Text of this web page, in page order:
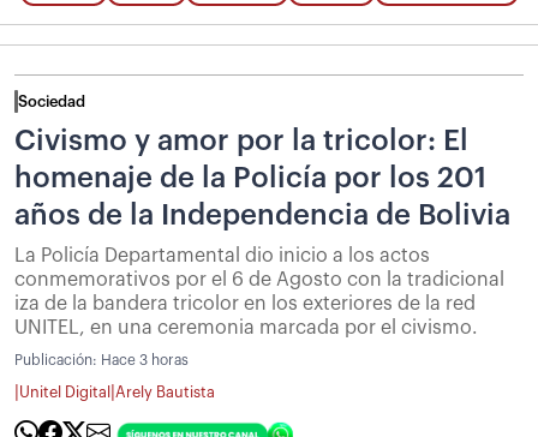
Sociedad
Civismo y amor por la tricolor: El
homenaje de la Policía por los 201
años de la Independencia de Bolivia
La Policía Departamental dio inicio a los actos
conmemorativos por el 6 de Agosto con la tradicional
iza de la bandera tricolor en los exteriores de la red
UNITEL, en una ceremonia marcada por el civismo.
Publicación: Hace 3 horas
Unitel Digital Arely Bautista